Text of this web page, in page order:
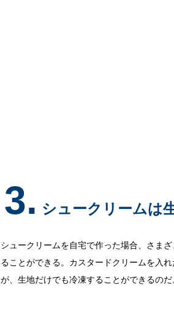
3. シュークリームは
シュークリームを自宅で作った場合、さま
ることができる。カスタードクリームを入
が、生地だけでも冷凍することができるのだ